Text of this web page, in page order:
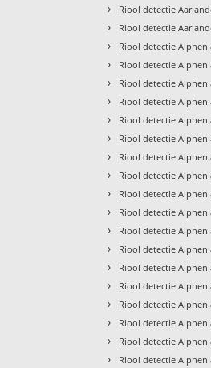
› Riool detectie
› Riool detectie
› Riool detectie Alphen
› Riool detectie
› Riool detectie Alphen
› Riool detectie
› Riool detectie
› Riool detectie Alphen
› Riool detectie Alphen
› Riool detectie
› Riool detectie
› Riool detectie Alphen
› Riool detectie Alphen
› Riool detectie Alphen
› Riool detectie Alphen
› Riool detectie Alphen
› Riool detectie
› Riool detectie Alphen
› Riool detectie Alphen
› Riool detectie